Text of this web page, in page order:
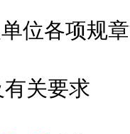
各项规章
关要求